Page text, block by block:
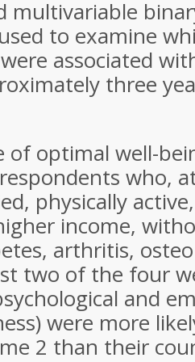
multivariable
to examine
associated
three
of optimal well-
who,
physically
income,
arthritis,
two of the four
and
were more
2 than their